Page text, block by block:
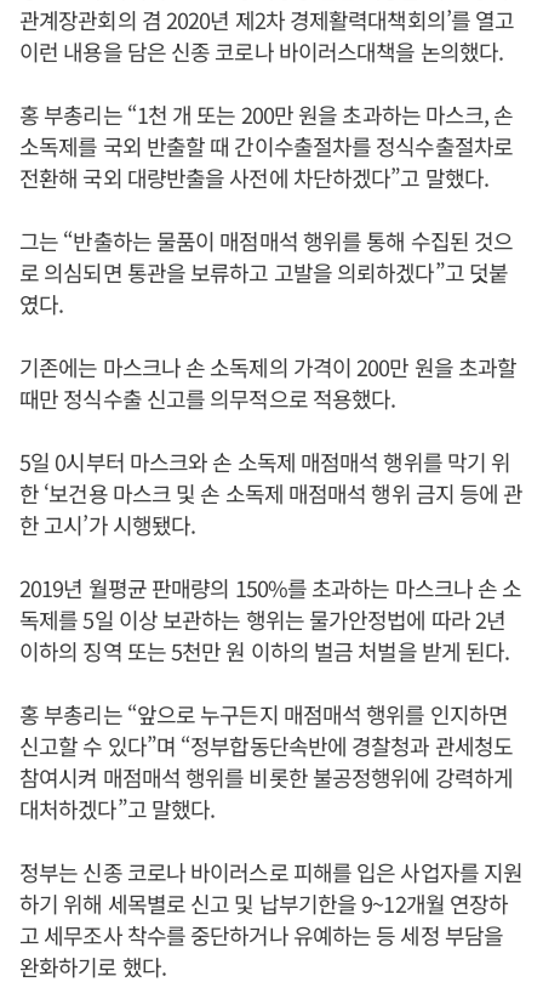
관계장관회의 겸 2020년 제2차 경제활력대책회의’를 열고
이런 내용을 담은 신종 코로나 바이러스대책을 논의했다.
홍 부총리는 “1천 개 또는 200만 원을 초과하는 마스크, 손
소독제를 국외 반출할 때 간이수출절차를 정식수출절차로
전환해 국외 대량반출을 사전에 차단하겠다”고 말했다.
그는 “반출하는 물품이 매점매석 행위를 통해 수집된 것으
로 의심되면 통관을 보류하고 고발을 의뢰하겠다”고 덧붙
였다.
기존에는 마스크나 손 소독제의 가격이 200만 원을 초과할
때만 정식수출 신고를 의무적으로 적용했다.
5일 0시부터 마스크와 손 소독제 매점매석 행위를 막기 위
한 ‘보건용 마스크 및 손 소독제 매점매석 행위 금지 등에 관
한 고시’가 시행됐다.
2019년 월평균 판매량의 150%를 초과하는 마스크나 손 소
독제를 5일 이상 보관하는 행위는 물가안정법에 따라 2년
이하의 징역 또는 5천만 원 이하의 벌금 처벌을 받게 된다.
홍 부총리는 “앞으로 누구든지 매점매석 행위를 인지하면
신고할 수 있다”며 “정부합동단속반에 경찰청과 관세청도
참여시켜 매점매석 행위를 비롯한 불공정행위에 강력하게
대처하겠다”고 말했다.
정부는 신종 코로나 바이러스로 피해를 입은 사업자를 지원
하기 위해 세목별로 신고 및 납부기한을 9~12개월 연장하
고 세무조사 착수를 중단하거나 유예하는 등 세정 부담을
완화하기로 했다.